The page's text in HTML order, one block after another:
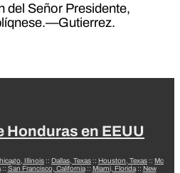
del Señor Presidente,
Honduras en EEUU
Illinois :: Dallas, Texas :: Houston, Texas :: Mc
:: San Francisco, California:: Miami, Florida:: New